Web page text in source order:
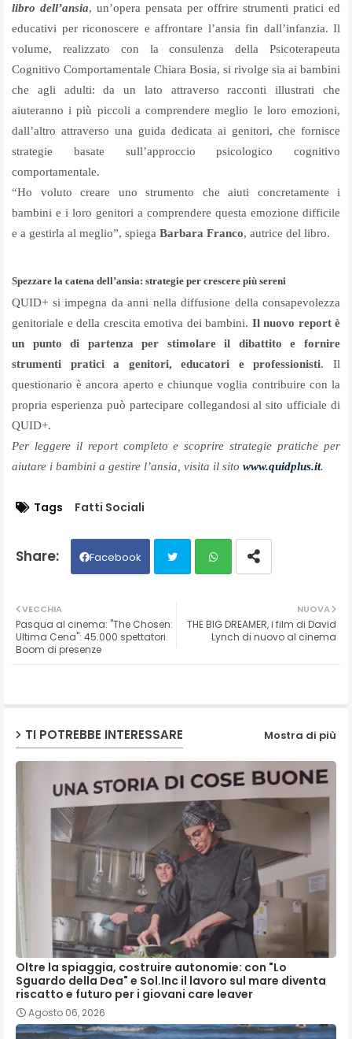
libro dell’ansia, un’opera pensata per offrire strumenti pratici ed
educativi per riconoscere e affrontare l’ansia fin dall’infanzia. Il
volume, realizzato con la consulenza della Psicoterapeuta
Cognitivo Comportamentale Chiara Bosia, si rivolge sia ai bambini
che agli adulti: da un lato attraverso racconti illustrati che
aiuteranno i più piccoli a comprendere meglio le loro emozioni,
dall’altro attraverso una guida dedicata ai genitori, che fornisce
strategie basate sull’approccio psicologico cognitivo
comportamentale.
“Ho voluto creare uno strumento che aiuti concretamente i
bambini e i loro genitori a comprendere questa emozione difficile
e a gestirla al meglio”, spiega Barbara Franco, autrice del libro.
Spezzare la catena dell’ansia: strategie per crescere più sereni
QUID+ si impegna da anni nella diffusione della consapevolezza
genitoriale e della crescita emotiva dei bambini. Il nuovo report è
un punto di partenza per stimolare il dibattito e fornire
strumenti pratici a genitori, educatori e professionisti. Il
questionario è ancora aperto e chiunque voglia contribuire con la
propria esperienza può partecipare collegandosi al sito ufficiale di
QUID+.
Per leggere il report completo e scoprire strategie pratiche per
aiutare i bambini a gestire l’ansia, visita il sito www.quidplus.it.
Tags Fatti Sociali
Facebook
ter ats
NUOVA
THE BIG DREAMER, i film di David
Lynch di nuovo al cinema
VECCHIA
Pasqua al cinema: "The Chosen:
Ultima Cena": 45.000 spettatori.
Boom di presenze
TI POTREBBE INTERESSARE Mostra di più
Oltre la spiaggia, costruire autonomie: con "Lo
Sguardo della Dea" e Sol.Inc il lavoro sul mare diventa
riscatto e futuro per i giovani care leaver
Agosto 06, 2026